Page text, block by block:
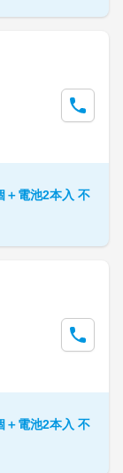
＋電池2本入 不
＋電池2本入 不